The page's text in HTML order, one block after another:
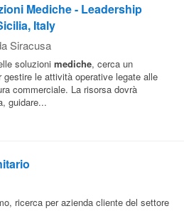
Mediche - Leadership
Italy
Siracusa
soluzioni mediche, cerca un
gestire le attività operative legate alle
commerciale. La risorsa dovrà
guidare...
ricerca per azienda cliente del settore